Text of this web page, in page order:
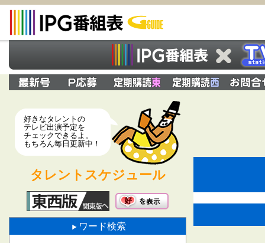
好きなタレントの
テレビ出演予定を
チェックできるよ。
もちろん毎日更新中！
タレントスケジュール
ワード検索